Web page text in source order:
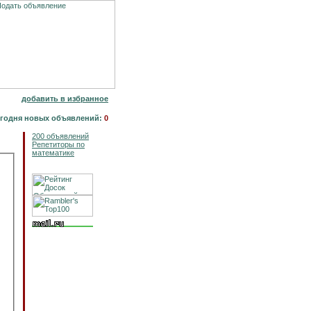
добавить в избранное
новых объявлений: 0
200 объявлений
Репетиторы по
математике